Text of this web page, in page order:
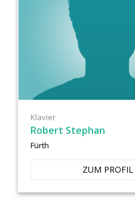
Klavier
Robert Stephan
Fürth
ZUM PROFIL